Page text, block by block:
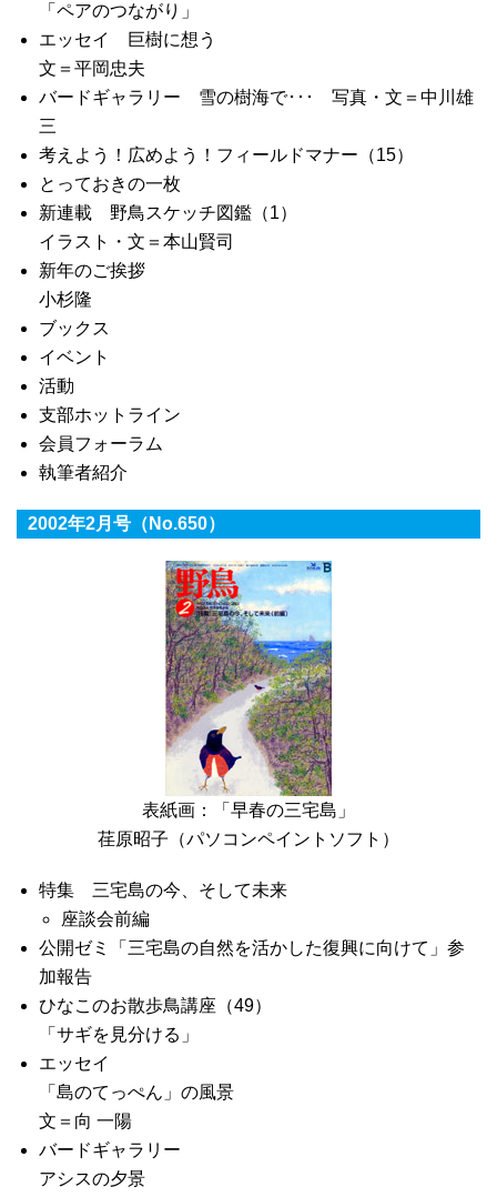
「ペアのつながり」
エッセイ 巨樹に想う
文＝平岡忠夫
バードギャラリー 雪の樹海で･･･ 写真・文＝中川雄
三
考えよう！広めよう！フィールドマナー（15）
とっておきの一枚
新連載 野鳥スケッチ図鑑（1）
イラスト・文＝本山賢司
新年のご挨拶
小杉隆
ブックス
イベント
活動
支部ホットライン
会員フォーラム
執筆者紹介
2002年2月号（No.650）
表紙画：「早春の三宅島」
荏原昭子（パソコンペイントソフト）
特集 三宅島の今、そして未来
座談会前編
公開ゼミ「三宅島の自然を活かした復興に向けて」参
加報告
ひなこのお散歩鳥講座（49）
「サギを見分ける」
エッセイ
「島のてっぺん」の風景
文＝向 一陽
バードギャラリー
アシスの夕景